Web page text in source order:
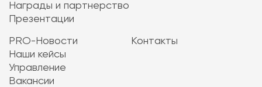
Награды и партнерство
Презентации
PRO-Новости
Наши кейсы
Управление
Вакансии
Контакты